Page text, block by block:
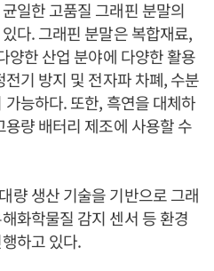
일한 고품질 그래핀 분말의
다. 그래핀 분말은 복합재료,
양한 산업 분야에 다양한 활용
기 방지 및 전자파 차폐, 수분
능하다. 또한, 흑연을 대체하
량 배터리 제조에 사용할 수
량 생산 기술을 기반으로 그래
화학물질 감지 센서 등 환경
하고 있다.